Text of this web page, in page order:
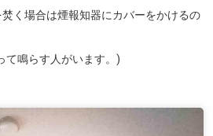
く場合は煙報知器にカバーをかけるの
て鳴らす人がいます。)